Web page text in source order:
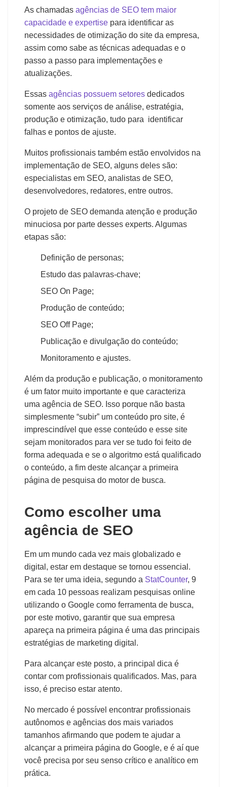
As chamadas agências de SEO tem maior
capacidade e expertise para identificar as
necessidades de otimização do site da empresa,
assim como sabe as técnicas adequadas e o
passo a passo para implementações e
atualizações.
Essas agências possuem setores dedicados
somente aos serviços de análise, estratégia,
produção e otimização, tudo para identificar
falhas e pontos de ajuste.
Muitos profissionais também estão envolvidos na
implementação de SEO, alguns deles são:
especialistas em SEO, analistas de SEO,
desenvolvedores, redatores, entre outros.
O projeto de SEO demanda atenção e produção
minuciosa por parte desses experts. Algumas
etapas são:
Definição de personas;
Estudo das palavras-chave;
SEO On Page;
Produção de conteúdo;
SEO Off Page;
Publicação e divulgação do conteúdo;
Monitoramento e ajustes.
Além da produção e publicação, o monitoramento
é um fator muito importante e que caracteriza
uma agência de SEO. Isso porque não basta
simplesmente “subir” um conteúdo pro site, é
imprescindível que esse conteúdo e esse site
sejam monitorados para ver se tudo foi feito de
forma adequada e se o algoritmo está qualificado
o conteúdo, a fim deste alcançar a primeira
página de pesquisa do motor de busca.
Como escolher uma
agência de SEO
Em um mundo cada vez mais globalizado e
digital, estar em destaque se tornou essencial.
Para se ter uma ideia, segundo a StatCounter, 9
em cada 10 pessoas realizam pesquisas online
utilizando o Google como ferramenta de busca,
por este motivo, garantir que sua empresa
apareça na primeira página é uma das principais
estratégias de marketing digital.
Para alcançar este posto, a principal dica é
contar com profissionais qualificados. Mas, para
isso, é preciso estar atento.
No mercado é possível encontrar profissionais
autônomos e agências dos mais variados
tamanhos afirmando que podem te ajudar a
alcançar a primeira página do Google, e é aí que
você precisa por seu senso crítico e analítico em
prática.